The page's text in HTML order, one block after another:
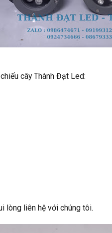
cây Thành Đạt Led:
lòng liên hệ với chúng tôi.